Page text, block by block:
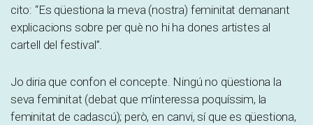
cito: “Es qüestiona la meva (nostra) feminitat demanant
explicacions sobre per què no hi ha dones artistes al
cartell del festival”.
Jo diria que confon el concepte. Ningú no qüestiona la
seva feminitat (debat que m’interessa poquíssim, la
feminitat de cadascú); però, en canvi, sí que es qüestiona,